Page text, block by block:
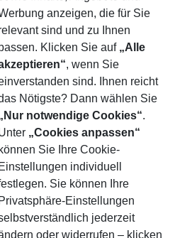
Hotelbeschreibung
sich im Stadtzentrum von
eine 24-Stunden-Bar, ein
sowie ein schneller Check-
Snacks
anzeigen, die für Sie
sind und zu Ihnen
Klicken Sie auf „Alle
, wenn Sie
sind. Ihnen reicht
Nötigste? Dann wählen Sie
notwendige Cookies“.
„Cookies anpassen“
können Sie Ihre Cookie-
Einstellungen individuell
Sie können Ihre
Privatsphäre-Einstellungen
jederzeit
oder widerrufen – klicken